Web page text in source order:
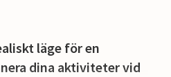
läge för en
dina aktiviteter vid